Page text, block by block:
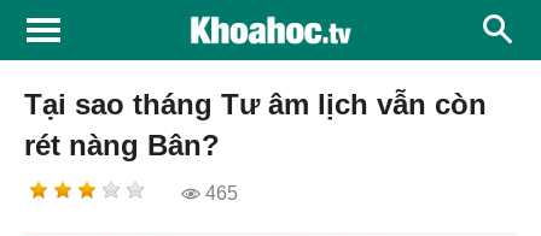
Tại sao tháng Tư âm lịch vẫn còn
rét nàng Bân?
465